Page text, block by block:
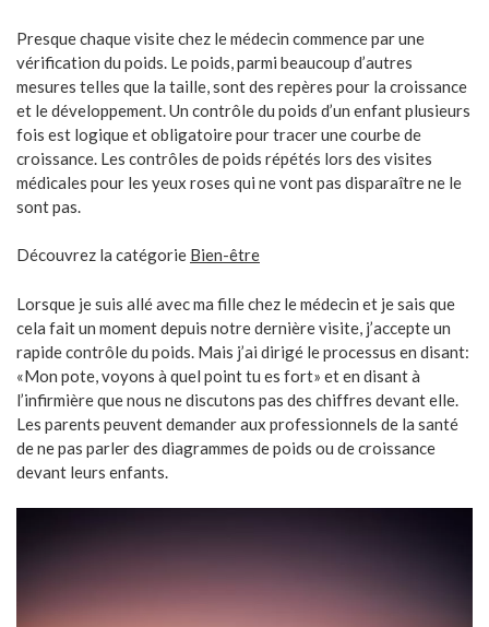
Presque chaque visite chez le médecin commence par une
vérification du poids. Le poids, parmi beaucoup d’autres
mesures telles que la taille, sont des repères pour la croissance
et le développement. Un contrôle du poids d’un enfant plusieurs
fois est logique et obligatoire pour tracer une courbe de
croissance. Les contrôles de poids répétés lors des visites
médicales pour les yeux roses qui ne vont pas disparaître ne le
sont pas.
Découvrez la catégorie Bien-être
Lorsque je suis allé avec ma fille chez le médecin et je sais que
cela fait un moment depuis notre dernière visite, j’accepte un
rapide contrôle du poids. Mais j’ai dirigé le processus en disant:
«Mon pote, voyons à quel point tu es fort» et en disant à
l’infirmière que nous ne discutons pas des chiffres devant elle.
Les parents peuvent demander aux professionnels de la santé
de ne pas parler des diagrammes de poids ou de croissance
devant leurs enfants.